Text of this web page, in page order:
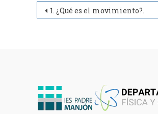
Navegación
1. ¿Qué es el movimiento?.